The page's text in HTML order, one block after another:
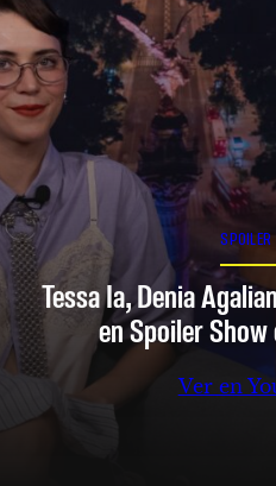
SPOILER
Tessa Ia, Denia
en Spoiler
Ver en